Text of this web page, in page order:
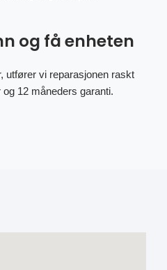
og få enheten
utfører vi reparasjonen raskt
12 måneders garanti.